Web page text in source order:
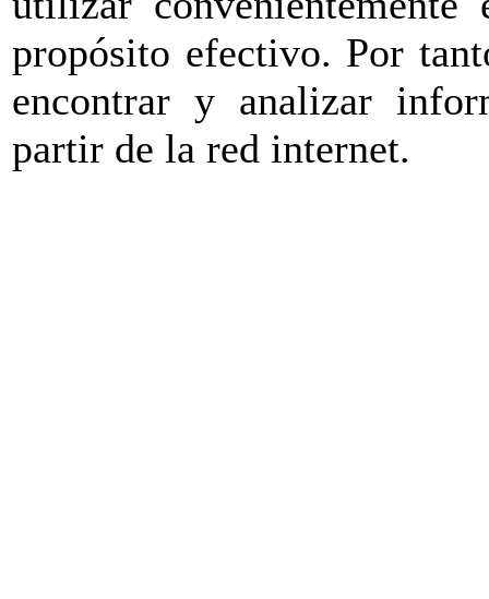
propósito efectivo. Por
encontrar y analizar
partir de la red internet.